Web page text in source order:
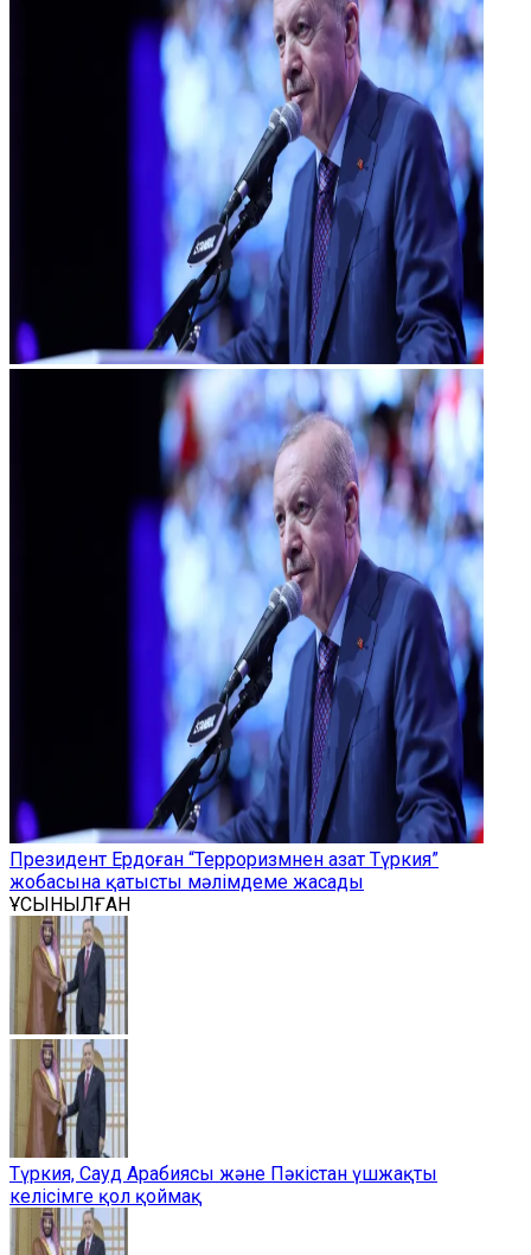
Президент Ердоған “Терроризмнен азат Түркия”
жобасына қатысты мәлімдеме жасады
ҰСЫНЫЛҒАН
Түркия, Сауд Арабиясы және Пәкістан үшжақты
келісімге қол қоймақ